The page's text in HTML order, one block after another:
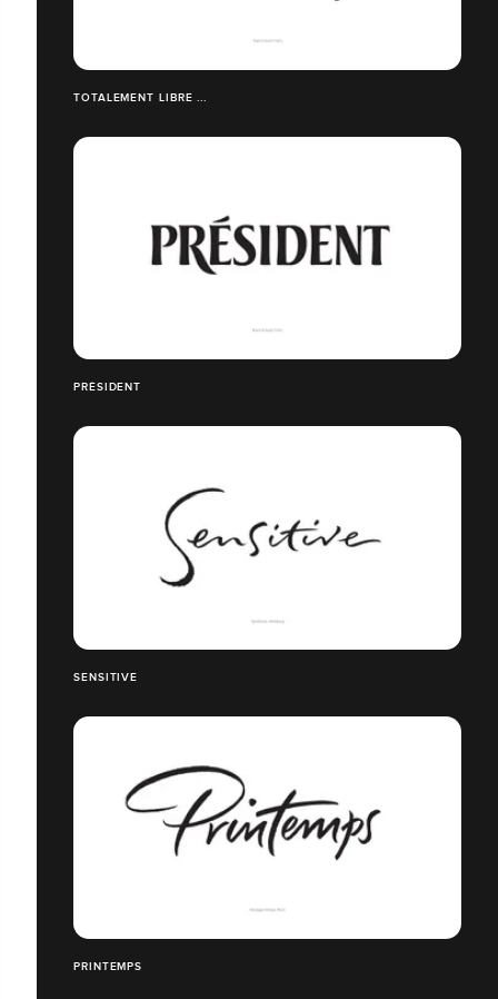
TOTALEMENT LIBRE ...
PRÉSIDENT
SENSITIVE
PRINTEMPS